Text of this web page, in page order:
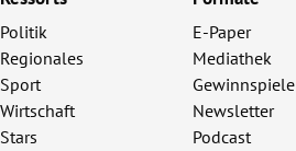
Politik
Regionales
Sport
Wirtschaft
Stars
E-Paper
Mediathek
Gewinnspiele
Newsletter
Podcast